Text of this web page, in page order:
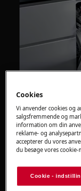
Gælder for
AEG
Løsning
Hvis du
Cookies
Vi anvender cookies og
salgsfremmende og
information om din
reklame- og
accepterer du vores
du besøge vores cookie-
Cookie -